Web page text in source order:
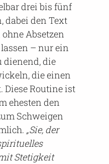
drei bis fünf
dabei den Text
Absetzen
– nur ein
dienend, die
die einen
Diese Routine ist
ehesten den
Schweigen
„Sie, der
Stetigkeit